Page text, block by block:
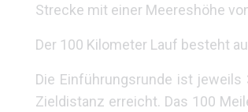
Strecke mit einer Meereshöhe
Der 100 Kilometer Lauf besteht
Die Einführungsrunde ist
Zieldistanz erreicht. Das 100